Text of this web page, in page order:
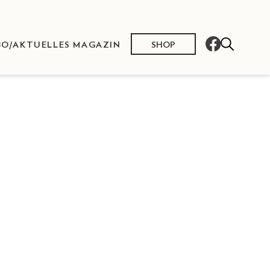
AKTUELLES MAGAZIN SHOP